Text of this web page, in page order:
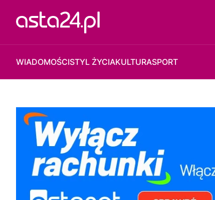
WIADOMOŚCISTYL ŻYCIAKULTURASPORT